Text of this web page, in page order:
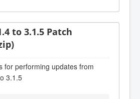
to 3.1.5 Patch
for performing updates from
3.1.5